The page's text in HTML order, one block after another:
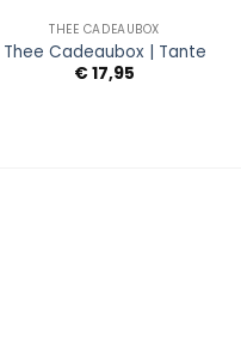
THEE CADEAUBOX
Thee Cadeaubox | Tante
€17,95